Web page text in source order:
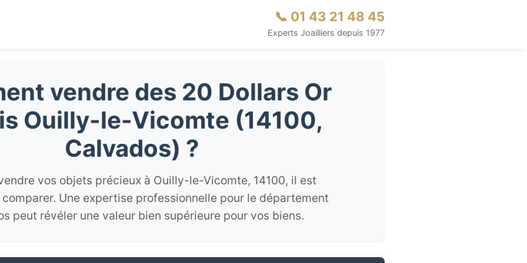
📞 01 43 21 48 45
Experts Joailliers depuis 1977
vendre des 20 Dollars Or
Ouilly-le-Vicomte (14100,
Calvados) ?
vos objets précieux à Ouilly-le-Vicomte, 14100, il est
Une expertise professionnelle pour le département
peut révéler une valeur bien supérieure pour vos biens.